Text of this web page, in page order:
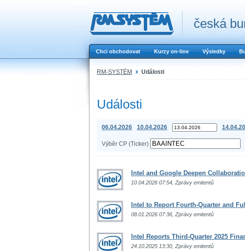
česká
Chci obchodovat Kurzy on-line Výsledky
RM-SYSTÉM Události
Události
06.04.2026 10.04.2026
Výběr CP (Ticker)
Intel and Google Deepen
10.04.2026 07:54, Zprávy emitentů
Intel to Report Fourth-Quarter and
08.01.2026 07:36, Zprávy emitentů
Intel Reports Third-Quarter 2025
24.10.2025 13:30, Zprávy emitentů